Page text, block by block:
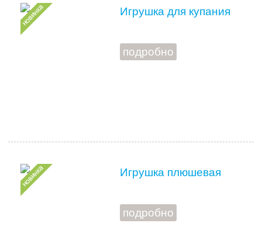
Игрушка для купания
подробно
Игрушка плюшевая
подробно